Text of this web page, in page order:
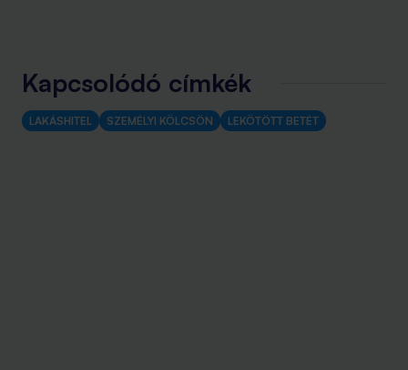
Kapcsolódó címkék
LAKÁSHITEL SZEMÉLYI KÖLCSÖN LEKÖTÖTT BETÉT